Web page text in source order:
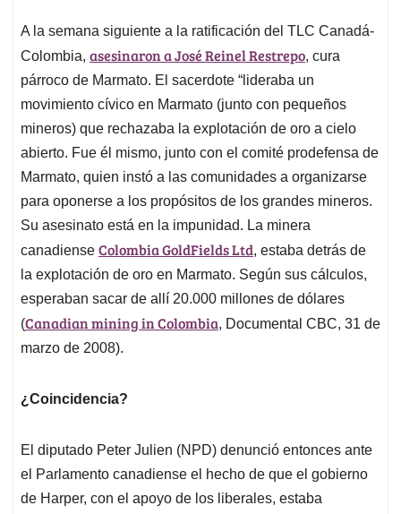
A la semana siguiente a la ratificación del TLC Canadá-
Colombia, asesinaron a José Reinel Restrepo, cura
párroco de Marmato. El sacerdote “lideraba un
movimiento cívico en Marmato (junto con pequeños
mineros) que rechazaba la explotación de oro a cielo
abierto. Fue él mismo, junto con el comité prodefensa de
Marmato, quien instó a las comunidades a organizarse
para oponerse a los propósitos de los grandes mineros.
Su asesinato está en la impunidad. La minera
canadiense Colombia GoldFields Ltd, estaba detrás de
la explotación de oro en Marmato. Según sus cálculos,
esperaban sacar de allí 20.000 millones de dólares
(Canadian mining in Colombia, Documental CBC, 31 de
marzo de 2008).
¿Coincidencia?
El diputado Peter Julien (NPD) denunció entonces ante
el Parlamento canadiense el hecho de que el gobierno
de Harper, con el apoyo de los liberales, estaba